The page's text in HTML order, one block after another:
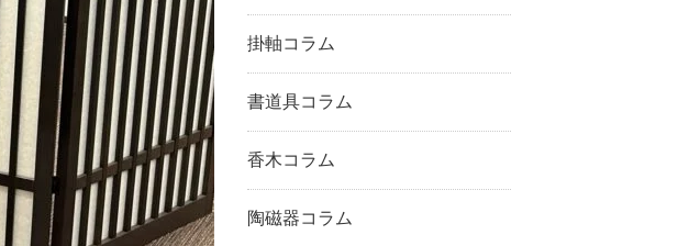
掛軸コラム
書道具コラム
香木コラム
陶磁器コラム